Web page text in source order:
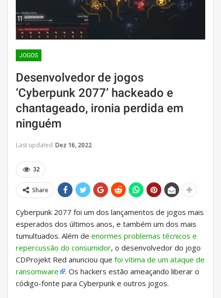
JOGOS
Desenvolvedor de jogos
‘Cyberpunk 2077’ hackeado e
chantageado, ironia perdida em
ninguém
Last updated Dez 16, 2022
32
Share
Cyberpunk 2077 foi um dos lançamentos de jogos mais
esperados dos últimos anos, e também um dos mais
tumultuados. Além de enormes problemas técnicos e
repercussão do consumidor, o desenvolvedor do jogo
CDProjekt Red anunciou que foi vítima de um ataque de
ransomware
. Os hackers estão ameaçando liberar o
código-fonte para Cyberpunk e outros jogos.